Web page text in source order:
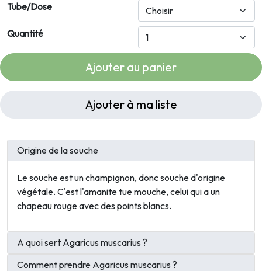
Tube/Dose
Quantité
Ajouter au panier
Ajouter à ma liste
Origine de la souche
Le souche est un champignon, donc souche d'origine
végétale. C'est l'amanite tue mouche, celui qui a un
chapeau rouge avec des points blancs.
A quoi sert Agaricus muscarius ?
Comment prendre Agaricus muscarius ?